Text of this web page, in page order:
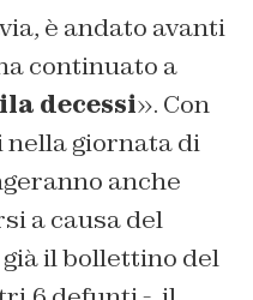
è andato avanti
continuato a
decessi». Con
nella giornata di
anche
a causa del
il bollettino del